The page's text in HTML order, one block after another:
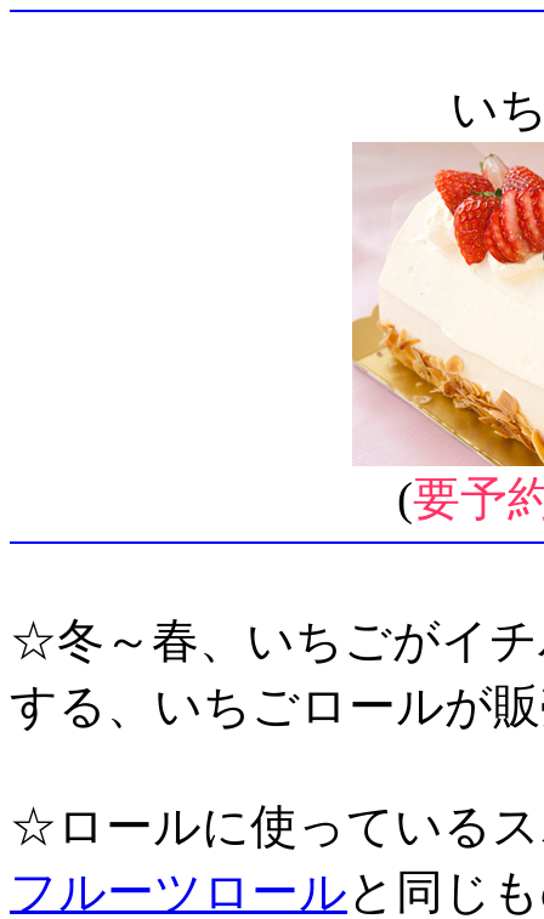
い
(要予
☆冬～春、いちごがイ
する、いちごロールが
☆ロールに使っている
フルーツロールと同じ